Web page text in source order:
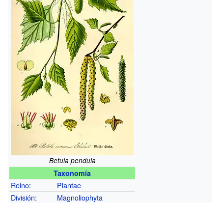
Betula pendula
Taxonomía
Reino:
Plantae
División:
Magnoliophyta